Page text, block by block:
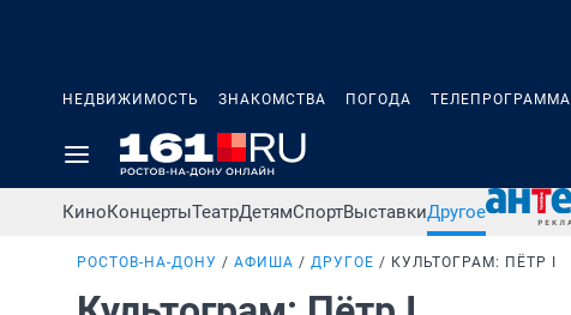
НЕДВИЖИМОСТЬ ЗНАКОМСТВА ПОГОДА ТЕЛЕПРОГРАММА
КиноКонцертыТеатрДетямСпортВыставкиДругое
РОСТОВ-НА-ДОНУ АФИША ДРУГОЕ КУЛЬТОГРАМ: ПЁТР I